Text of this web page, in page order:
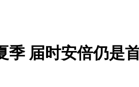
季 届时安倍仍是